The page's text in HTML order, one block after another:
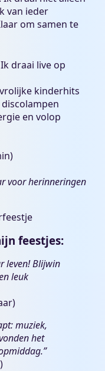
van ieder
om samen te
Ik draai live op
kinderhits
en volop
voor herinneringen
feestjes:
leven! Blijwin
leuk
muziek,
het